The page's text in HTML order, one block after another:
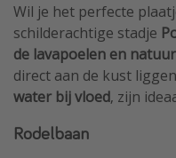
Wil je het perfecte
schilderachtige stadje
de lavapoelen en
direct aan de kust
water bij vloed, zijn
Rodelbaan